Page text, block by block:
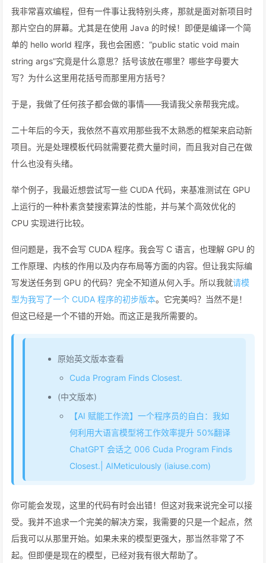
我非常喜欢编程，但有一件事让我特别头疼，那就是面对新项目时
那片空白的屏幕。尤其是在使用 Java 的时候！即便是编译一个简
单的 hello world 程序，我也会困惑：“public static void main
string args”究竟是什么意思？括号该放在哪里？哪些字母要大
写？为什么这里用花括号而那里用方括号？
于是，我做了任何孩子都会做的事情——我请我父亲帮我完成。
二十年后的今天，我依然不喜欢用那些我不太熟悉的框架来启动新
项目。光是处理模板代码就需要花费大量时间，而且我对自己在做
什么也没有头绪。
举个例子，我最近想尝试写一些 CUDA 代码，来基准测试在 GPU
上运行的一种朴素贪婪搜索算法的性能，并与某个高效优化的
CPU 实现进行比较。
但问题是，我不会写 CUDA 程序。我会写 C 语言，也理解 GPU 的
工作原理、内核的作用以及内存布局等方面的内容。但让我实际编
写发送任务到 GPU 的代码？完全不知道从何入手。所以我就请模
型为我写了一个 CUDA 程序的初步版本。它完美吗？当然不是！
但这已经是一个不错的开始。而这正是我所需要的。
原始英文版本查看
Cuda Program Finds Closest.
(中文版本)
【AI 赋能工作流】一个程序员的自白：我如
何利用大语言模型将工作效率提升 50%翻译
ChatGPT 会话之 006 Cuda Program Finds
Closest.| AIMeticulously (iaiuse.com)
你可能会发现，这里的代码有时会出错！但这对我来说完全可以接
受。我并不追求一个完美的解决方案，我需要的只是一个起点，然
后我可以从那里开始。如果未来的模型更强大，那当然非常了不
起。但即便是现在的模型，已经对我有很大帮助了。